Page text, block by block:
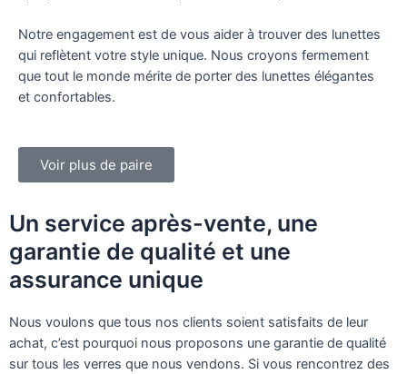
Notre engagement est de vous aider à trouver des lunettes
qui reflètent votre style unique. Nous croyons fermement
que tout le monde mérite de porter des lunettes élégantes
et confortables.
Voir plus de paire
Un service après-vente, une
garantie de qualité et une
assurance unique
Nous voulons que tous nos clients soient satisfaits de leur
achat, c’est pourquoi nous proposons une garantie de qualité
sur tous les verres que nous vendons. Si vous rencontrez des